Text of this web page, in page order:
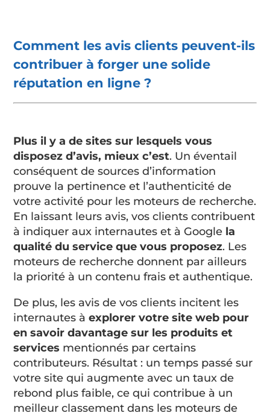
Comment les avis clients peuvent-ils
contribuer à forger une solide
réputation en ligne ?
Plus il y a de sites sur lesquels vous
disposez d’avis, mieux c’est. Un éventail
conséquent de sources d’information
prouve la pertinence et l’authenticité de
votre activité pour les moteurs de recherche.
En laissant leurs avis, vos clients contribuent
à indiquer aux internautes et à Google la
qualité du service que vous proposez. Les
moteurs de recherche donnent par ailleurs
la priorité à un contenu frais et authentique.
De plus, les avis de vos clients incitent les
internautes àexplorer votre site web pour
en savoir davantage sur les produits et
services mentionnés par certains
contributeurs. Résultat : un temps passé sur
votre site qui augmente avec un taux de
rebond plus faible, ce qui contribue à un
meilleur classement dans les moteurs de